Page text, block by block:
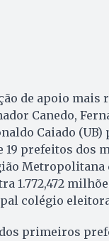
de apoio mais
Canedo,
Caiado (UB)
19 prefeitos dos
Metropolitana
1.772,472
colégio
primeiros